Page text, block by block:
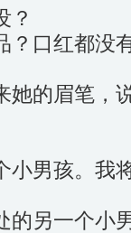
？
？口红都没
她的眉笔，
小男孩。我
的另一个小